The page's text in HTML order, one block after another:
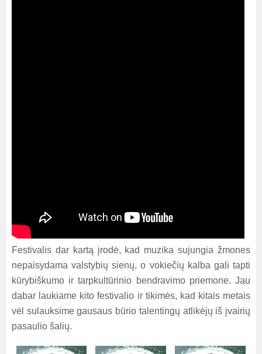
Festivalis dar kartą įrodė, kad muzika sujungia žmones
nepaisydama valstybių sienų, o vokiečių kalba gali tapti
kūrybiškumo ir tarpkultūrinio bendravimo priemone. Jau
dabar laukiame kito festivalio ir tikimės, kad kitais metais
vėl sulauksime gausaus būrio talentingų atlikėjų iš įvairių
pasaulio šalių.